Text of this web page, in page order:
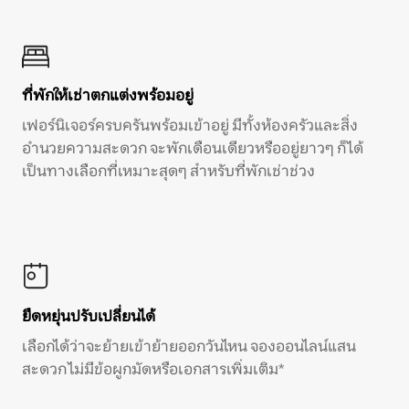
ที่พักให้เช่าตกแต่งพร้อมอยู่
เฟอร์นิเจอร์ครบครันพร้อมเข้าอยู่ มีทั้งห้องครัวและสิ่ง
อำนวยความสะดวก จะพักเดือนเดียวหรืออยู่ยาวๆ ก็ได้
เป็นทางเลือกที่เหมาะสุดๆ สำหรับที่พักเช่าช่วง
ยืดหยุ่นปรับเปลี่ยนได้
เลือกได้ว่าจะย้ายเข้าย้ายออกวันไหน จองออนไลน์แสน
สะดวก ไม่มีข้อผูกมัดหรือเอกสารเพิ่มเติม*